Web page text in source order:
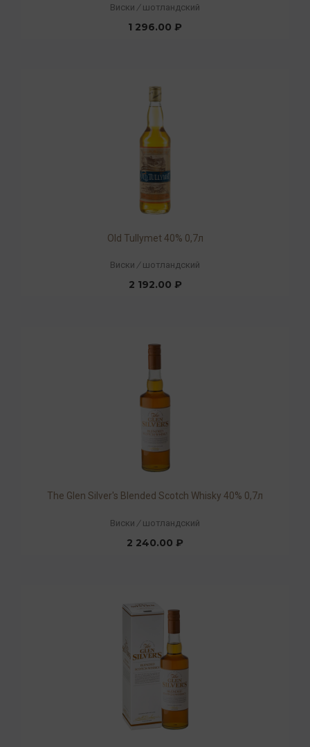
Виски / шотландский
1 296.00 ₽
Old Tullymet 40% 0,7л
Виски / шотландский
2 192.00 ₽
The Glen Silver's Blended Scotch Whisky 40% 0,7л
Виски / шотландский
2 240.00 ₽